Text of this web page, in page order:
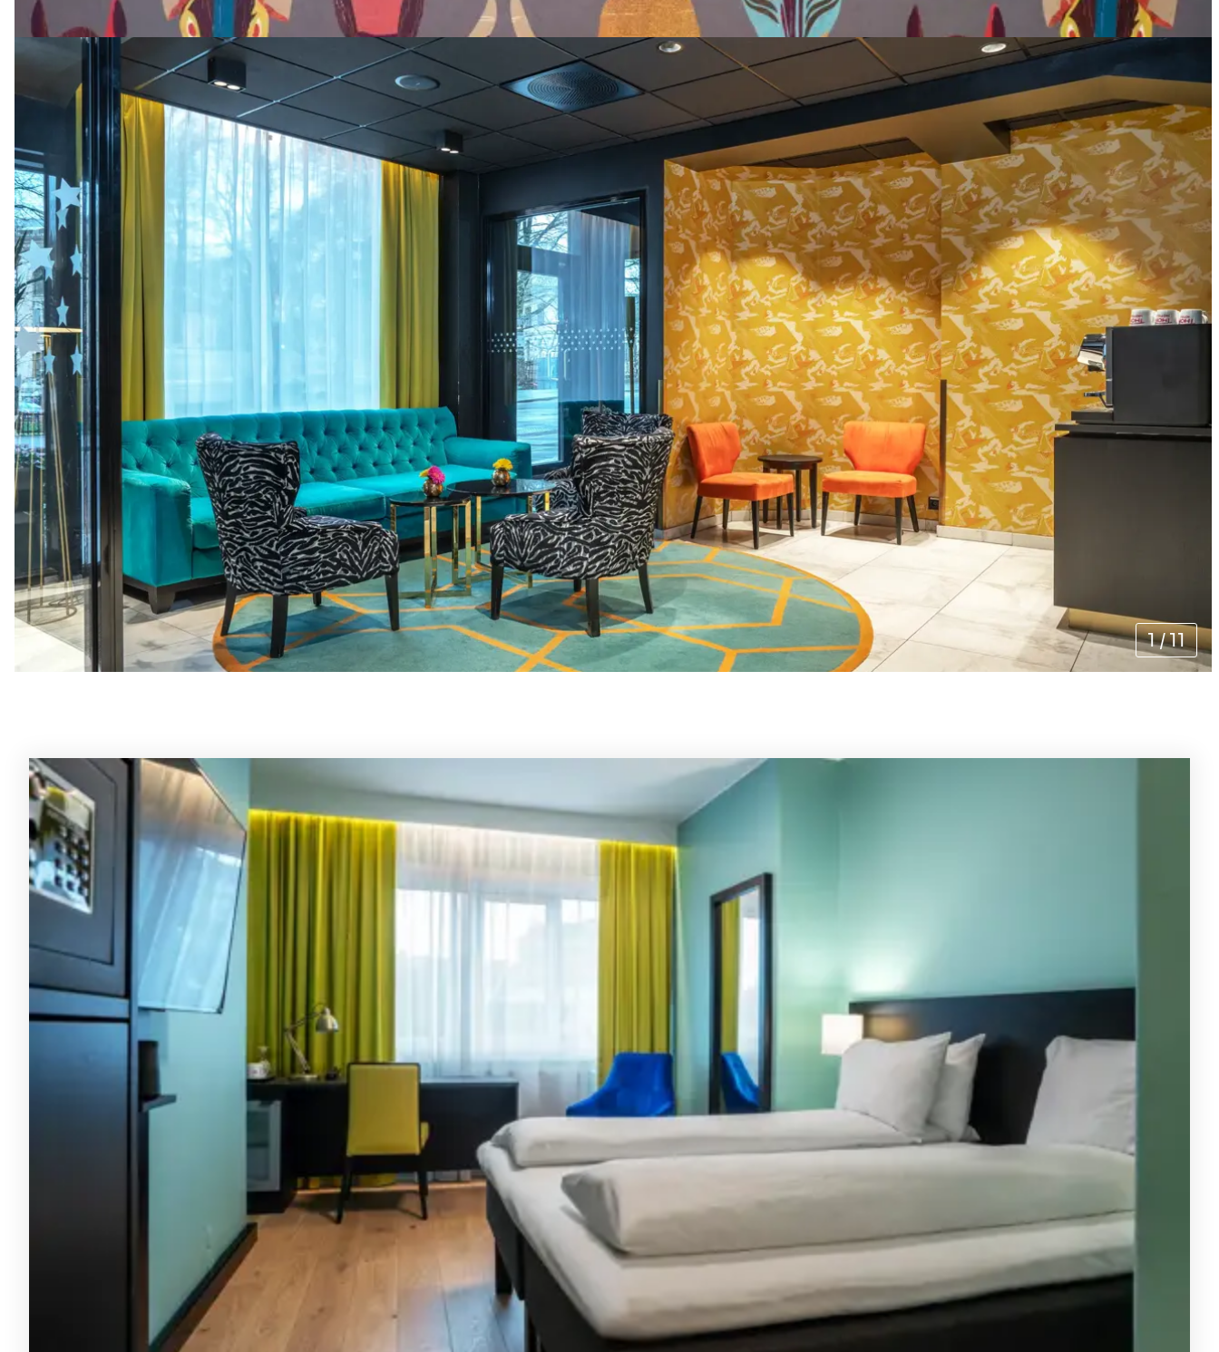
1 /11
Rommene